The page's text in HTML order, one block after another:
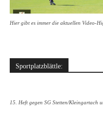
Hier gibt es immer die aktuellen Video-
Sportplatzblättle:
15. Heft gegen SG Stetten/Kleingartach